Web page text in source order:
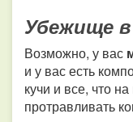
Убежище
Возможно, у вас
и у вас есть
кучи и все, что
протравливать